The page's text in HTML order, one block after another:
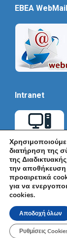
EBEA WebMail
Intranet
© Εμπορικό
Ακαδημίας 7,
Όροι Χρήσης|
Χρησιμοποιούμε
διατήρηση της
της
την
προαιρετικά
για να
cookies.
Αποδοχή όλων
Ρυθμίσεις